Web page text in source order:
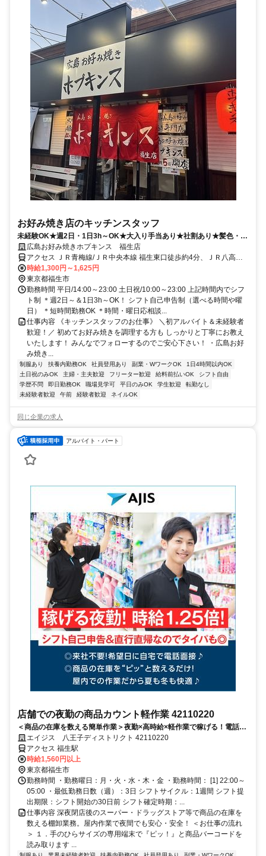
お好み焼き店のキッチンスタッフ
未経験OK★週2日・1日3h～OK★大入り手当あり★社割あり★髪色・髪
型自由★履歴書不要・WEB面接OK
広島お好み焼きホプキンス 福生店
アクセス ＪＲ青梅線/ＪＲ中央本線 福生東口徒歩約4分、ＪＲ八高線
東福生西口徒歩約10分、ＪＲ青梅線/ＪＲ中央本線 牛浜東口徒歩約13
分
時給1,300円～1,625円
東京都福生市
勤務時間 平日/14:00～23:00 土日祝/10:00～23:00 上記時間内でシフ
ト制 ＊週2日～＆1日3h～OK！ シフト自己申告制（選べる時間や曜
日） ＊短時間勤務OK ＊時間・曜日応相談...
仕事内容 《キッチンスタッフのお仕事》 ＼初アルバイト＆未経験者
歓迎！／ 初めてお好み焼きを調理する方も しっかりと丁寧にお教え
いたします！ みんなでフォローするのでご安心下さい！ ・広島お好
み焼き...
制服あり 扶養内勤務OK 社員登用あり 副業・WワークOK
1日4時間以内OK
土日祝のみOK
主婦・主夫歓迎 フリーター歓迎 給料前払いOK
シフト自由
学歴不問
即日勤務OK 職場見学可 平日のみOK 学生歓迎
転勤なし
未経験者歓迎
午前 経験者歓迎 ネイルOK
同じ企業の求人
アルバイト・パート
店舗での夜勤の商品カウント軽作業 42110220
＜商品の在庫を数える簡単作業＞夜勤×高時給×軽作業で稼げる！電話面
接で来社＆履歴書不要！
エイジス 八王子ディストリクト 42110220
アクセス 福生駅
時給1,560円以上
東京都福生市
勤務時間 ・勤務曜日：月・火・水・木・金 ・勤務時間： [1] 22:00～
05:00 ・最低勤務日数（週）：3日 シフトサイクル：1週間 シフト提
出期限：シフト開始の30日前 シフト確定時期：...
仕事内容 深夜閉店後のスーパー・ドラッグストア等で商品の在庫を
数える棚卸業務。屋内作業で夜間でも安心・安全！ ＜お仕事の流れ
＞ １．手のひらサイズの専用端末で『ピッ！』と商品バーコードを
読み取ります ...